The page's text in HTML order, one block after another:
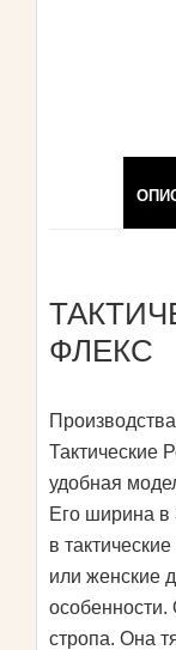
ФЛЕКС
Тактические
удобная
Его ширина в
в
или женские
особенности.
стропа. Она